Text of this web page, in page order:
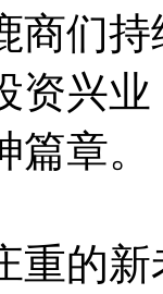
商们
资兴
章。
重的